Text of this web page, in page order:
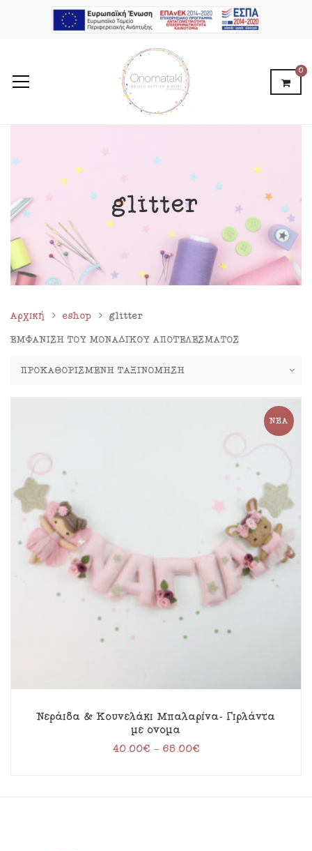
0
glitter
Αρχική eshop glitter
ΕΜΦΆΝΙΣΗ ΤΟΥ ΜΟΝΑΔΙΚΟΎ ΑΠΟΤΕΛΈΣΜΑΤΟΣ
ΝΈΑ
Νεράιδα & Κουνελάκι Μπαλαρίνα- Γιρλάντα
με όνομα
40.00€ – 65.00€